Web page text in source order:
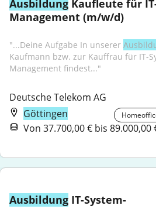
Ausbildung Kaufleute für
Management (m/w/d)
"...Deine Aufgabe In unserer
Kaufmann bzw. zur Kauffrau für IT-
Management findest..."
Deutsche Telekom AG
Göttingen
Von 37.700,00 € bis 89.000,00
Ausbildung IT-System-